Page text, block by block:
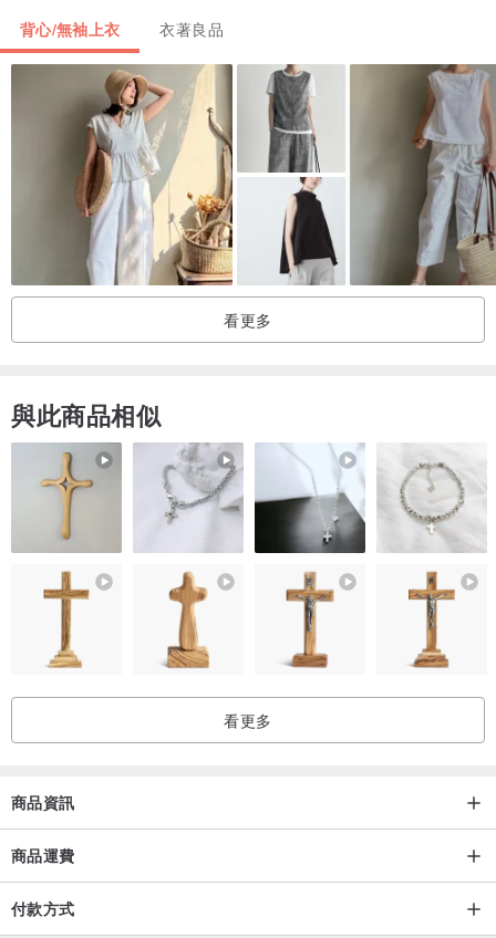
模特1: 身高170cm 胸圍75cm 腰圍58cm 臀圍88cm 著
/因各類顯示器及拍攝方式的不同可能會有色差情況出現
顏色請以實物為准
/收到商品後若發現質量問題 (線頭 色差除外)
請於簽收起72小時內聯系設計師為您解決
感謝您的包容與理解
/禮貌諮詢 理智購物 買賣自由
背心/無袖上衣 衣著良品
看更多
與此商品相似
看更多
商品資訊
商品運費
付款方式